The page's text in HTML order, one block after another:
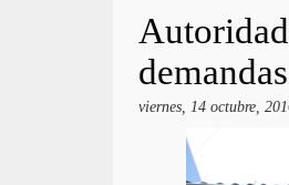
viernes, 14 octubre,